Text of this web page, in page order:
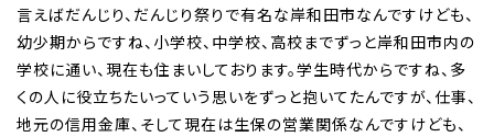
言えばだんじり、だんじり祭りで有名な岸和田市なんですけども、
幼少期からですね、小学校、中学校、高校までずっと岸和田市内の
学校に通い、現在も住まいしております。学生時代からですね、多
くの人に役立ちたいっていう思いをずっと抱いてたんですが、仕事、
地元の信用金庫、そして現在は生保の営業関係なんですけども、